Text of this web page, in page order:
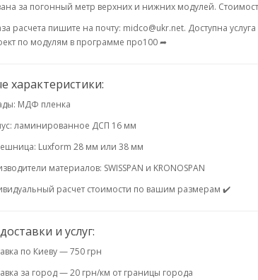
за погонный метр верхних и нижних модулей.
расчета пишите на почту: midco@ukr.net. Доступна
по модулям в программе про100 ➦
характеристики:
МДФ пленка
ламинированное ДСП 16 мм
Luxform 28 мм или 38 мм
материалов: SWISSPAN и KRONOSPAN
расчет стоимости по вашим размерам ✔️
и услуг:
по Киеву — 750 грн
за город — 20 грн/км от границы города